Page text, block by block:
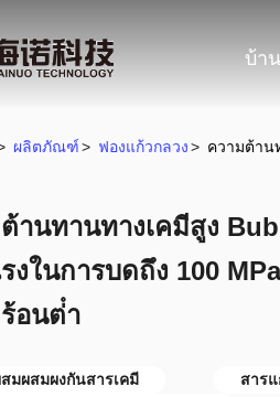
บ้าน
ผลิตภัณฑ์> ฟองแก้วกลวง> ความต้าน
านทานทางเคมีสูง
งในการบดถึง 100
อนต่ํา
มผสมผงกันสารเคมี
สาร